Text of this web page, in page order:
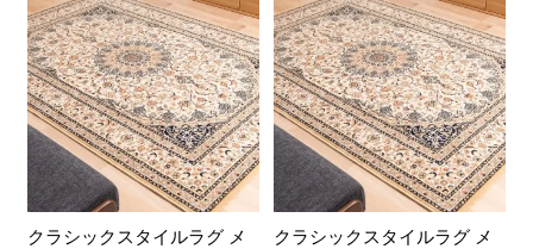
クラシックスタイルラグ メ
クラシックスタイルラグ メ